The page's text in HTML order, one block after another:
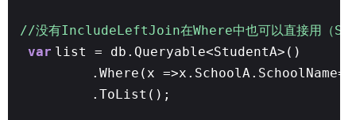
//没有IncludeLeftJoin在Where中也可以直接用（SQL
var list = db.Queryable<StudentA>()
.Where(x =>x.SchoolA.SchoolName==
.ToList();